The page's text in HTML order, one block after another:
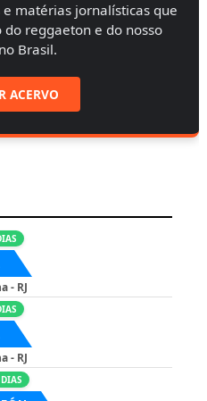
e matérias jornalísticas que
reggaeton e do nosso
Brasil.
ACERVO
- RJ
- RJ